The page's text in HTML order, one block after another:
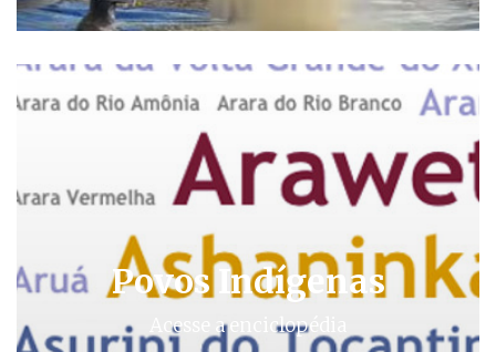
Povos Indígenas
Acesse a enciclopédia